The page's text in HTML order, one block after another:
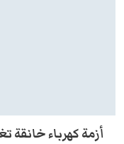
أزمة كهرباء